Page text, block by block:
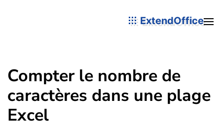
ExtendOffice
Compter le nombre de
caractères dans une plage
Excel